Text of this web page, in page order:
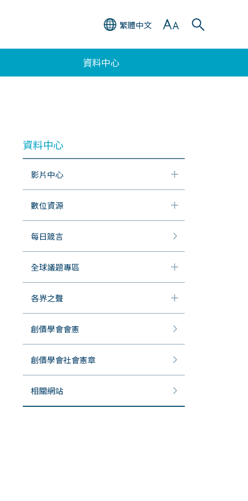
繁體中文
資料中心
資料中心
影片中心
數位資源
每日箴言
全球議題專區
各界之聲
創價學會會憲
創價學會社會憲章
相關網站